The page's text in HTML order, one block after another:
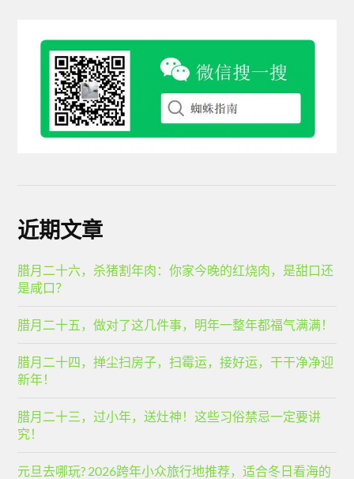
近期文章
腊月二十六，杀猪割年肉：你家今晚的红烧肉，是甜口还
是咸口？
腊月二十五，做对了这几件事，明年一整年都福气满满！
腊月二十四，掸尘扫房子，扫霉运，接好运，干干净净迎
新年！
腊月二十三，过小年，送灶神！这些习俗禁忌一定要讲
究！
元旦去哪玩? 2026跨年小众旅行地推荐，适合冬日看海的